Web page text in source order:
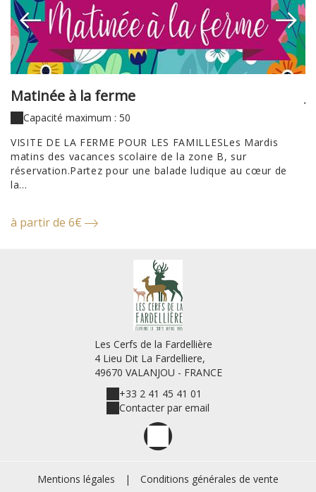
Matinée à la ferme
Capacité maximum : 50
VISITE DE LA FERME POUR LES FAMILLESLes Mardis
matins des vacances scolaire de la zone B, sur
réservation.Partez pour une balade ludique au cœur de
la...
à partir de 6€
Les Cerfs de la Fardellière
4 Lieu Dit La Fardelliere,
49670 VALANJOU - FRANCE
+33 2 41 45 41 01
Contacter par email
Mentions légales | Conditions générales de vente